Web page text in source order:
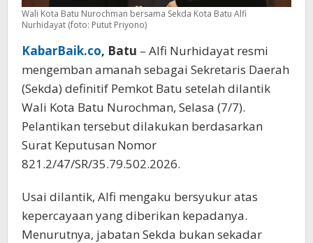
Wali Kota Batu Nurochman bersama Sekda Kota Batu Alfi
Nurhidayat (foto: Putut Priyono)
KabarBaik.co, Batu – Alfi Nurhidayat resmi
mengemban amanah sebagai Sekretaris Daerah
(Sekda) definitif Pemkot Batu setelah dilantik
Wali Kota Batu Nurochman, Selasa (7/7).
Pelantikan tersebut dilakukan berdasarkan
Surat Keputusan Nomor
821.2/47/SR/35.79.502.2026.
Usai dilantik, Alfi mengaku bersyukur atas
kepercayaan yang diberikan kepadanya.
Menurutnya, jabatan Sekda bukan sekadar